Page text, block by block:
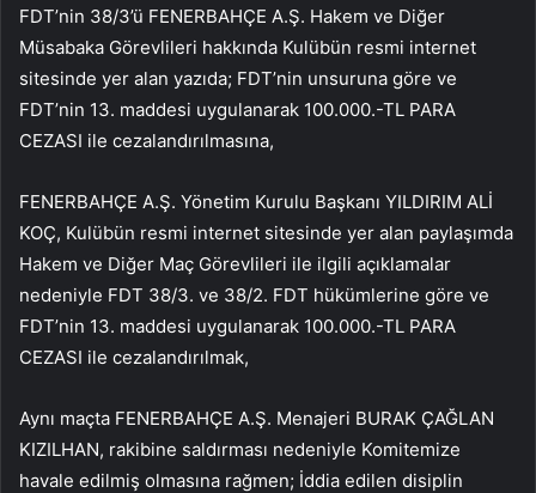
FDT’nin 38/3’ü FENERBAHÇE A.Ş. Hakem ve Diğer
Müsabaka Görevlileri hakkında Kulübün resmi internet
sitesinde yer alan yazıda; FDT’nin unsuruna göre ve
FDT’nin 13. maddesi uygulanarak 100.000.-TL PARA
CEZASI ile cezalandırılmasına,
FENERBAHÇE A.Ş. Yönetim Kurulu Başkanı YILDIRIM ALİ
KOÇ, Kulübün resmi internet sitesinde yer alan paylaşımda
Hakem ve Diğer Maç Görevlileri ile ilgili açıklamalar
nedeniyle FDT 38/3. ve 38/2. FDT hükümlerine göre ve
FDT’nin 13. maddesi uygulanarak 100.000.-TL PARA
CEZASI ile cezalandırılmak,
Aynı maçta FENERBAHÇE A.Ş. Menajeri BURAK ÇAĞLAN
KIZILHAN, rakibine saldırması nedeniyle Komitemize
havale edilmiş olmasına rağmen; İddia edilen disiplin